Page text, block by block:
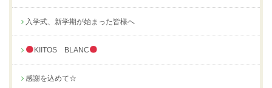
入学式、新学期が始まった皆様へ
KIITOS BLANC
感謝を込めて☆